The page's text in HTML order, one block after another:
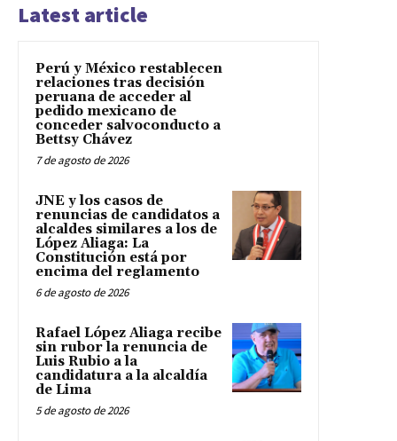
Latest article
Perú y México restablecen
relaciones tras decisión
peruana de acceder al
pedido mexicano de
conceder salvoconducto a
Bettsy Chávez
7 de agosto de 2026
JNE y los casos de
renuncias de candidatos a
alcaldes similares a los de
López Aliaga: La
Constitución está por
encima del reglamento
6 de agosto de 2026
Rafael López Aliaga recibe
sin rubor la renuncia de
Luis Rubio a la
candidatura a la alcaldía
de Lima
5 de agosto de 2026